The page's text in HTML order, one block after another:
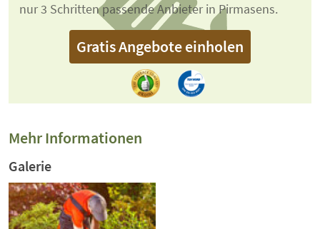
nur 3 Schritten passende Anbieter in Pirmasens.
Gratis Angebote einholen
Mehr Informationen
Galerie